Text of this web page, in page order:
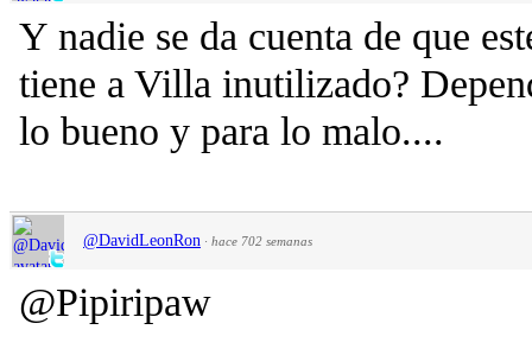
Y nadie se da cuenta de que
tiene a Villa inutilizado?
lo bueno y para lo malo....
@DavidLeonRon · hace 702 semanas
@Pipiripaw